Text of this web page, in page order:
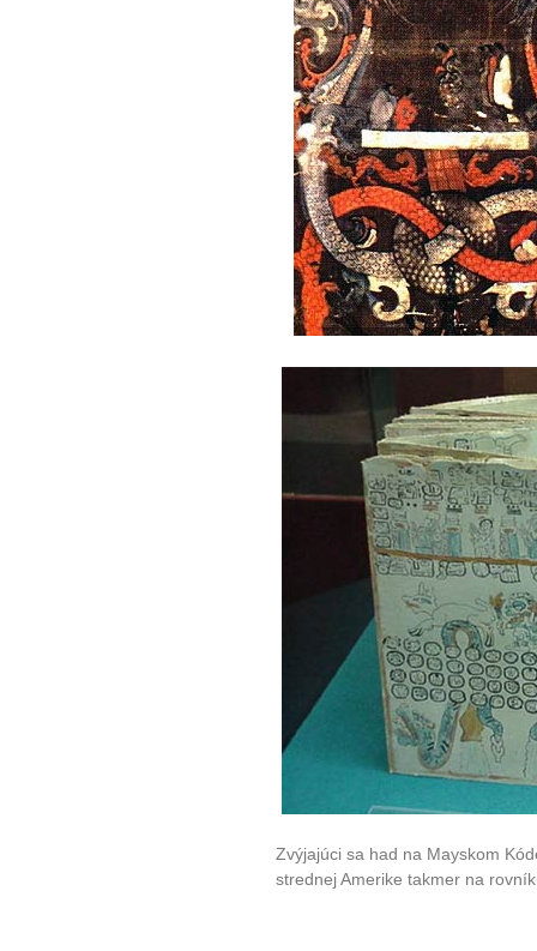
Jak mít více energie
Jak vnést do života
Jak být šťastnější
Zvýjajúci sa had na Mayskom
strednej Amerike takmer na